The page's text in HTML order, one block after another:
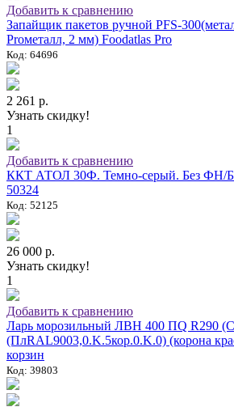
Добавить к сравнению
Запайщик пакетов ручной PFS-
Proметалл, 2 мм) Foodatlas Pro
Код: 64696
2 261 р.
Узнать скидку!
1
Добавить к сравнению
ККТ АТОЛ 30Ф. Темно-серый. Без ФН/
50324
Код: 52125
26 000 р.
Узнать скидку!
1
Добавить к сравнению
Ларь морозильный ЛВН 400 ПQ R290
(ПлRAL9003,0.K.5кор.0.K.0) (корона
корзин
Код: 39803